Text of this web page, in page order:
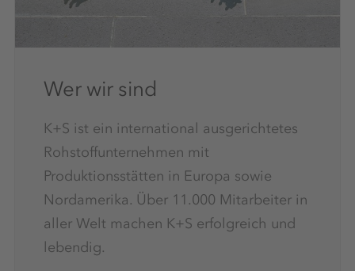
Wer wir sind
K+S ist ein international ausgerichtetes
Rohstoffunternehmen mit
Produktionsstätten in Europa sowie
Nordamerika. Über 11.000 Mitarbeiter in
aller Welt machen K+S erfolgreich und
lebendig.